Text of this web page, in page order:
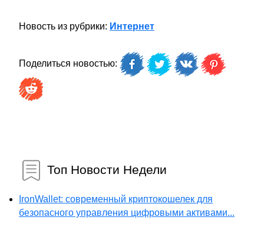
Новость из рубрики: Интернет
Поделиться новостью:
Топ Новости Недели
IronWallet: современный криптокошелек для
безопасного управления цифровыми активами...